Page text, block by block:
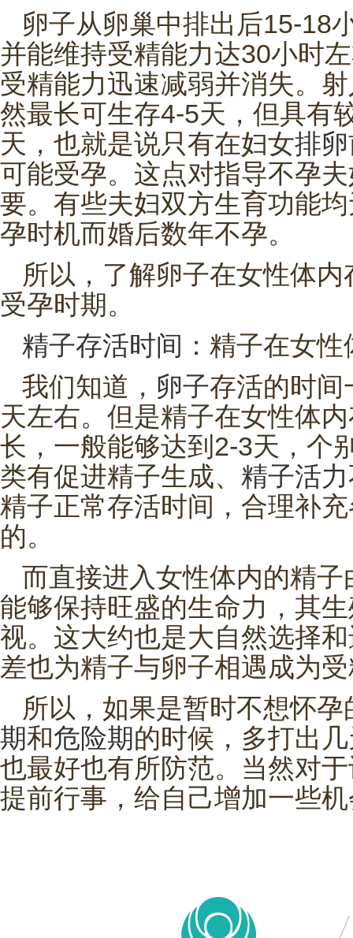
子必须成熟以后才能从卵巢中排出。
卵子从卵巢中排出后15-18
并能维持受精能力达30小时
受精能力迅速减弱并消失。
然最长可生存4-5天，但具有
天，也就是说只有在妇女排卵
可能受孕。这点对指导不孕
要。有些夫妇双方生育功能
孕时机而婚后数年不孕。
所以，了解卵子在女性体
受孕时期。
精子存活时间 ：精子在女
我们知道， 卵子存活的时间
天左右。但是精子在女性体
长，一般能够达到2-3天，个
类有促进精子生成、 精子活力
精子正常存活时间，合理补
的。
而直接进入女性体内的精
能够保持旺盛的生命力，其
视。这大约也是大自然选择
差也为精子与卵子相遇成为
所以，如果是暂时不想怀
期和危险期的时候，多打出
也最好也有所防范。当然对
提前行事，给自己增加一些